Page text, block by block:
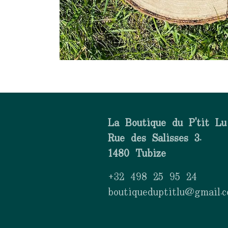
La Boutique du P'tit Lu
Rue des Salisses 3.
1480 Tubize
+32 498 25 95 24